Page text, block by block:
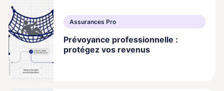
Assurances Pro
Prévoyance professionnelle :
protégez vos revenus